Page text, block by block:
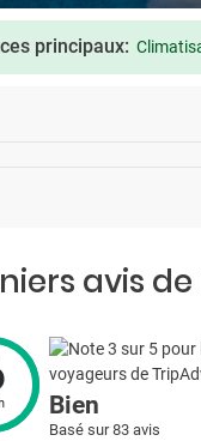
principaux:
avis
Bien
Basé sur 83 avis